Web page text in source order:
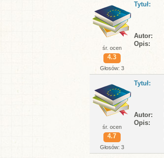
śr. ocen
4.3
Głosów: 3
Tytuł
Autor
Opis
śr. ocen
4.7
Głosów: 3
Tytuł
Autor
Opis